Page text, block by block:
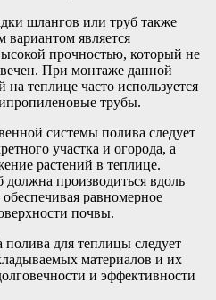
шлангов или труб также
является
прочностью, который не
При монтаже данной
теплице часто используется
трубы.
системы полива следует
участка и огорода, а
растений в теплице.
производиться вдоль
равномерное
почвы.
для теплицы следует
материалов и их
и эффективности